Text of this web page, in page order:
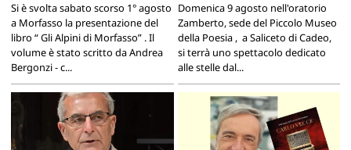
Si è svolta sabato scorso 1° agosto
a Morfasso la presentazione del
libro “ Gli Alpini di Morfasso” . Il
volume è stato scritto da Andrea
Bergonzi - c...
Domenica 9 agosto nell'oratorio
Zamberto, sede del Piccolo Museo
della Poesia , a Saliceto di Cadeo,
si terrà uno spettacolo dedicato
alle stelle dal...